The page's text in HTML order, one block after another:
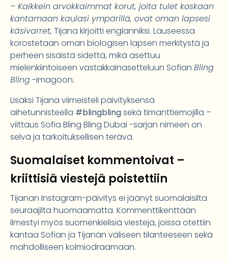
– Kaikkein arvokkaimmat korut, joita tulet koskaan
kantamaan kaulasi ympärillä, ovat oman lapsesi
käsivarret, Tijana kirjoitti englanniksi. Lauseessa
korostetaan oman biologisen lapsen merkitystä ja
perheen sisäistä sidettä, mikä asettuu
mielenkiintoiseen vastakkainasetteluun Sofian Bling
Bling-imagoon.
Lisäksi Tijana viimeisteli päivityksensä
aihetunnisteella #blingblingsekä timanttiemojilla –
viittaus Sofia Bling Bling Dubai -sarjan nimeen on
selvä ja tarkoituksellisen terävä.
Suomalaiset kommentoivat –
kriittisiä viestejä poistettiin
Tijanan Instagram-päivitys ei jäänyt suomalaisilta
seuraajilta huomaamatta. Kommenttikenttään
ilmestyi myös suomenkielisiä viestejä, joissa otettiin
kantaa Sofian ja Tijanän väliseen tilanteeseen sekä
mahdolliseen kolmiodraamaan.